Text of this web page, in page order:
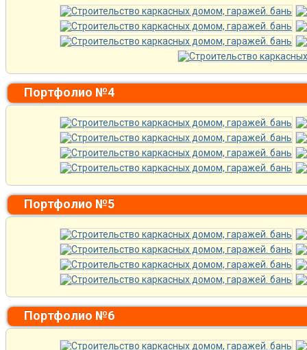
Портфолио №4
Портфолио №5
Портфолио №6